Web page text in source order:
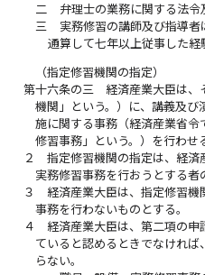
二
弁理士の業務に関する法令
三
実務修習の講師及び指導
通算して七年以上従事した経
（指定修習機関の指定）
第十六条の三
経済産業大臣は、
機関」という。）に、講義及
施に関する事務（経済産業省
修習事務」という。）を行わせ
２
指定修習機関の指定は、経済
実務修習事務を行おうとする者
３
経済産業大臣は、指定修習
事務を行わないものとする。
４
経済産業大臣は、第二項の
ていると認めるときでなけれ
らない。